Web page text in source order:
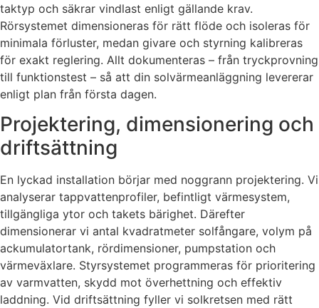
taktyp och säkrar vindlast enligt gällande krav.
Rörsystemet dimensioneras för rätt flöde och isoleras för
minimala förluster, medan givare och styrning kalibreras
för exakt reglering. Allt dokumenteras – från tryckprovning
till funktionstest – så att din solvärmeanläggning levererar
enligt plan från första dagen.
Projektering, dimensionering och
driftsättning
En lyckad installation börjar med noggrann projektering. Vi
analyserar tappvattenprofiler, befintligt värmesystem,
tillgängliga ytor och takets bärighet. Därefter
dimensionerar vi antal kvadratmeter solfångare, volym på
ackumulatortank, rördimensioner, pumpstation och
värmeväxlare. Styrsystemet programmeras för prioritering
av varmvatten, skydd mot överhettning och effektiv
laddning. Vid driftsättning fyller vi solkretsen med rätt